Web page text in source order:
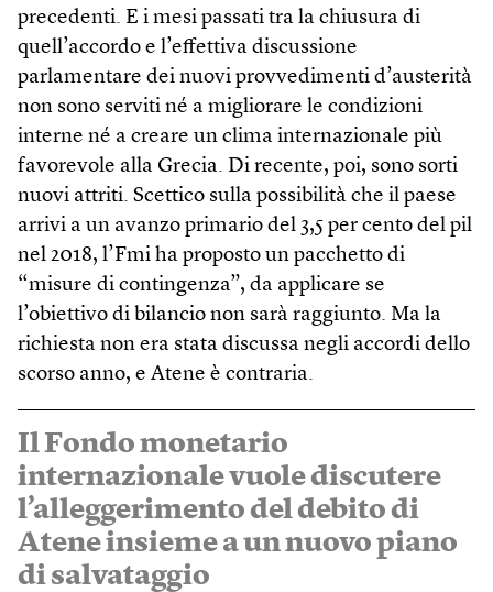
precedenti. E i mesi passati tra la chiusura di
quell’accordo e l’effettiva discussione
parlamentare dei nuovi provvedimenti d’austerità
non sono serviti né a migliorare le condizioni
interne né a creare un clima internazionale più
favorevole alla Grecia. Di recente, poi, sono sorti
nuovi attriti. Scettico sulla possibilità che il paese
arrivi a un avanzo primario del 3,5 per cento del pil
nel 2018, l’Fmi ha proposto un pacchetto di
“misure di contingenza”, da applicare se
l’obiettivo di bilancio non sarà raggiunto. Ma la
richiesta non era stata discussa negli accordi dello
scorso anno, e Atene è contraria.
Il Fondo monetario
internazionale vuole discutere
l’alleggerimento del debito di
Atene insieme a un nuovo piano
di salvataggio